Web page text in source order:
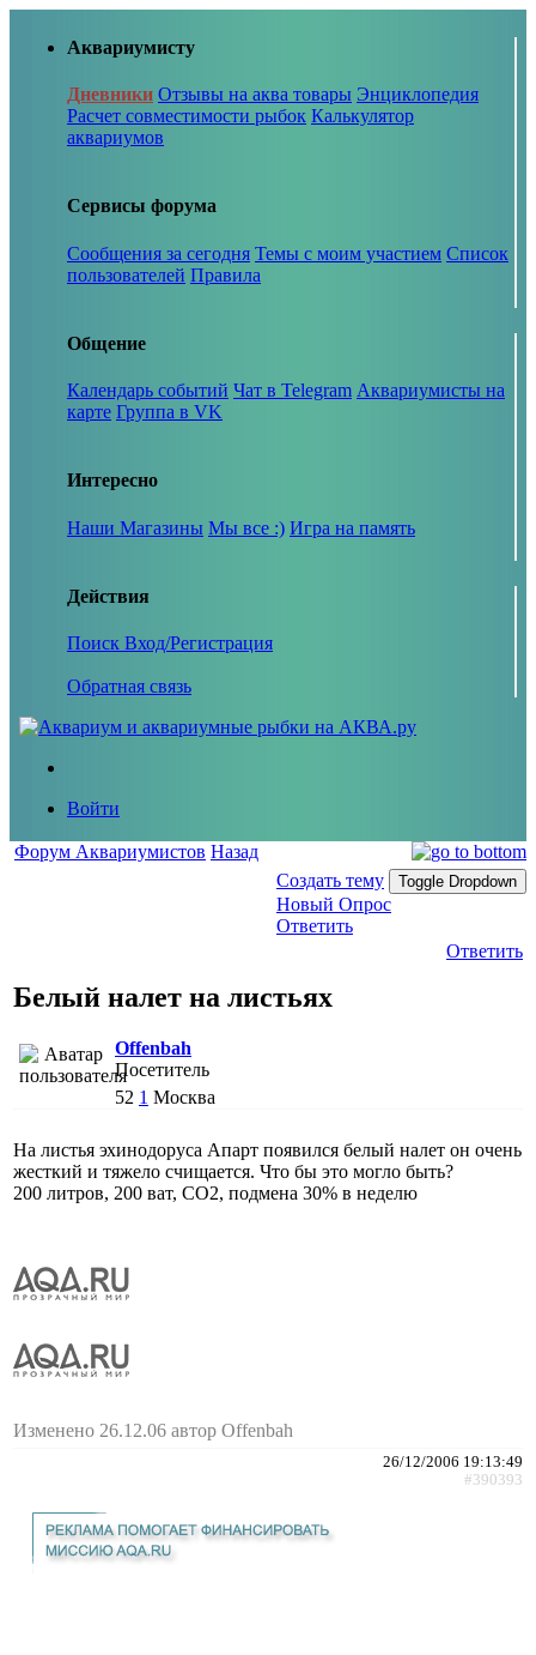
Аквариумисту
Дневники Отзывы на аква товары Энциклопедия
Расчет совместимости рыбок Калькулятор
аквариумов
Сервисы форума
Сообщения за сегодня Темы с моим участием Список
пользователей Правила
Общение
Календарь событий Чат в Telegram Аквариумисты на
карте Группа в VK
Интересно
Наши Магазины Мы все :) Игра на память
Действия
Поиск Вход/Регистрация
Обратная связь
Войти
Форум Аквариумистов Назад
Создать тему
Toggle Dropdown
Новый Опрос
Ответить
Ответить
Белый налет на листьях
Offenbah
Посетитель
52 1 Москва
На листья эхинодоруса Апарт появился белый налет он очень
жесткий и тяжело счищается. Что бы это могло быть?
200 литров, 200 ват, СО2, подмена 30% в неделю
Изменено 26.12.06 автор Offenbah
26/12/2006 19:13:49
#390393